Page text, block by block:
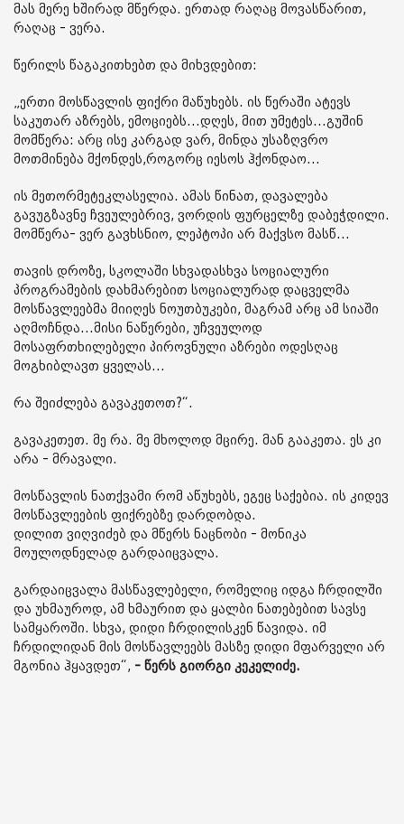
მას მერე ხშირად მწერდა. ერთად რაღაც მოვასწარით,
რაღაც - ვერა.
წერილს წაგაკითხებთ და მიხვდებით:
„ერთი მოსწავლის ფიქრი მაწუხებს. ის წერაში ატევს
საკუთარ აზრებს, ემოციებს...დღეს, მით უმეტეს...გუშინ
მომწერა: არც ისე კარგად ვარ, მინდა უსაზღვრო
მოთმინება მქონდეს,როგორც იესოს ჰქონდაო...
ის მეთორმეტეკლასელია. ამას წინათ, დავალება
გავუგზავნე ჩვეულებრივ, ვორდის ფურცელზე დაბეჭდილი.
მომწერა- ვერ გავხსნიო, ლეპტოპი არ მაქვსო მასწ...
თავის დროზე, სკოლაში სხვადასხვა სოციალური
პროგრამების დახმარებით სოციალურად დაცველმა
მოსწავლეებმა მიიღეს ნოუთბუკები, მაგრამ არც ამ სიაში
აღმოჩნდა...მისი ნაწერები, უჩვეულოდ
მოსაფრთხილებელი პიროვნული აზრები ოდესღაც
მოგხიბლავთ ყველას...
რა შეიძლება გავაკეთოთ?“.
გავაკეთეთ. მე რა. მე მხოლოდ მცირე. მან გააკეთა. ეს კი
არა - მრავალი.
მოსწავლის ნათქვამი რომ აწუხებს, ეგეც საქებია. ის კიდევ
მოსწავლეების ფიქრებზე დარდობდა.
დილით ვიღვიძებ და მწერს ნაცნობი - მონიკა
მოულოდნელად გარდაიცვალა.
გარდაიცვალა მასწავლებელი, რომელიც იდგა ჩრდილში
და უხმაუროდ, ამ ხმაურით და ყალბი ნათებებით სავსე
სამყაროში. სხვა, დიდი ჩრდილისკენ წავიდა. იმ
ჩრდილიდან მის მოსწავლეებს მასზე დიდი მფარველი არ
მგონია ჰყავდეთ“, - წერს გიორგი კეკელიძე.